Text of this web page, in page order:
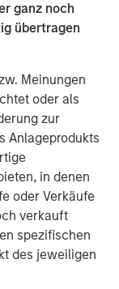
ganz noch
übertragen
Meinungen
oder als
zur
Anlageprodukts
in denen
oder Verkäufe
verkauft
spezifischen
des jeweiligen
his practice to
focus and
part of our
access to
and strategic
its
on
care.
Partners, UVP’s
Eye